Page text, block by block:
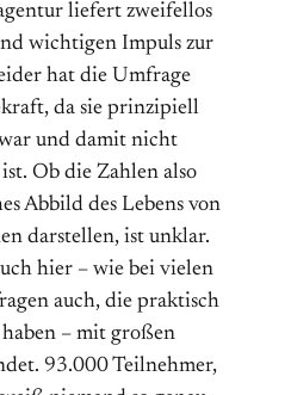
liefert zweifellos
wichtigen Impuls zur
hat die Umfrage
da sie prinzipiell
und damit nicht
Ob die Zahlen also
Abbild des Lebens von
darstellen, ist unklar.
hier – wie bei vielen
auch, die praktisch
– mit großen
93.000 Teilnehmer,